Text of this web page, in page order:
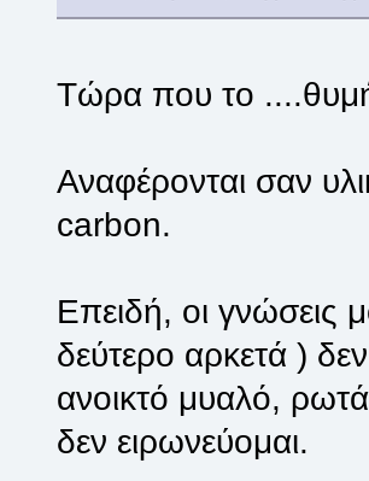
Τώρα που το
Αναφέρονται σαν
carbon.
Επειδή, οι γνώσεις
δεύτερο αρκετά )
ανοικτό μυαλό,
δεν ειρωνεύομαι.